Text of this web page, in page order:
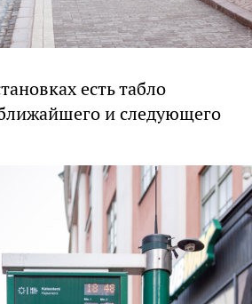
есть табло
и следующего